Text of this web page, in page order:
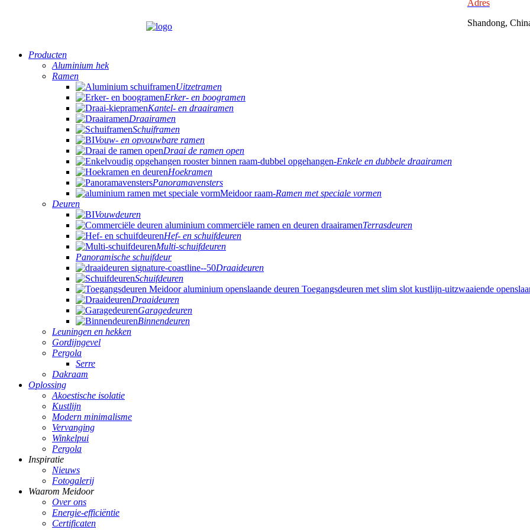
Adres
Shandong,
Producten
Aluminium hek
Ramen
Uitzetramen
Erker- en boogramen
Kantel- en draairamen
Draairamen
Schuiframen
Vouw- en opvouwbare ramen
Draai de ramen open
Enkele en dubbele draairamen
Hoekramen
Panoramavensters
Ramen met speciale vormen
Deuren
Vouwdeuren
Terrasdeuren
Hef- en schuifdeuren
Multi-schuifdeuren
Panoramische schuifdeur
Draaideuren
Schuifdeuren
Draaideuren
Garagedeuren
Binnendeuren
Leuningen en hekken
Gordijngevel
Pergola
Serre
Dakraam
Oplossing
Akoestische isolatie
Kustlijn
Modern minimalisme
Vervanging
Winkelpui
Pergola
Inspiratie
Nieuws
Fotogalerij
Waarom Meidoor
Over ons
Energie-efficiëntie
Certificaten